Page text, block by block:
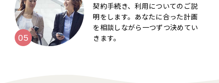
契約手続き、利用についてのご説
明をします。あなたに合った計画
を相談しながら一つずつ決めてい
きます。